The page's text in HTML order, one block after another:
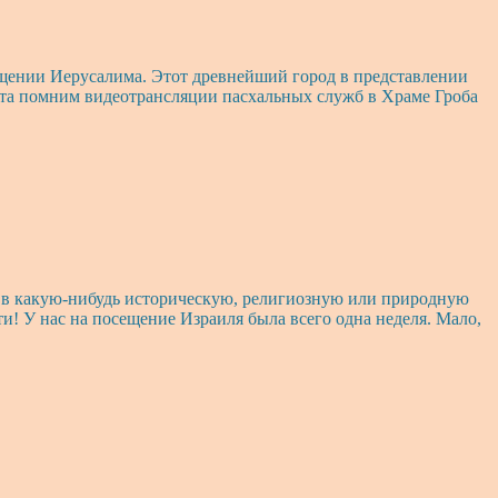
Иерусалима. Этот древнейший город в представлении
помним видеотрансляции пасхальных служб в Храме Гроба
какую-нибудь историческую, религиозную или природную
У нас на посещение Израиля была всего одна неделя. Мало,